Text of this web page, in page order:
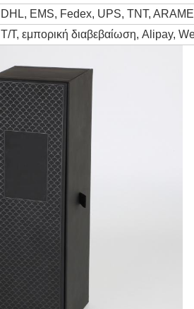
DHL, EMS, Fedex, UPS, TNT,
T/T, εμπορική διαβεβαίωση, Alipay,